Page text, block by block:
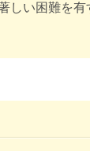
しい困難を有